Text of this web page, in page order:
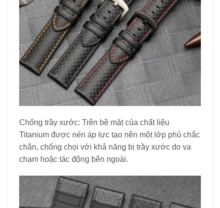
Chống trầy xước: Trên bề mặt của chất liệu
Titanium được nén áp lực tạo nên một lớp phủ chắc
chắn, chống chọi với khả năng bị trầy xước do va
chạm hoặc tác động bên ngoài.